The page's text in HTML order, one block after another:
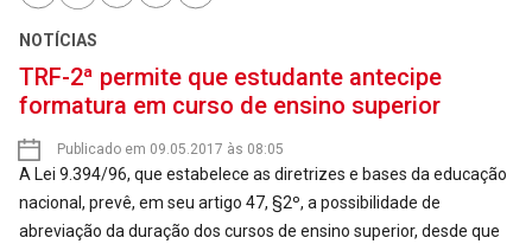
NOTÍCIAS
TRF-2ª permite que estudante antecipe
formatura em curso de ensino superior
Publicado em 09.05.2017 às 08:05
A Lei 9.394/96, que estabelece as diretrizes e bases da educação
nacional, prevê, em seu artigo 47, §2º, a possibilidade de
abreviação da duração dos cursos de ensino superior, desde que